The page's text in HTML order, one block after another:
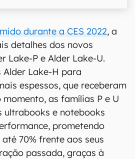
durante a CES 2022, a
detalhes dos novos
Lake-P e Alder Lake-U.
Lake-H para
espessos, que receberam
as famílias P e U
ultrabooks e notebooks
prometendo
70% frente aos seus
passada, graças à